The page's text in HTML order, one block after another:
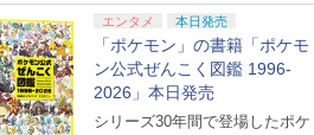
エンタメ 本日発売
「ポケモン」の書籍「ポケモ
ン公式ぜんこく図鑑 1996-
2026」本日発売
シリーズ30年間で登場したポケ